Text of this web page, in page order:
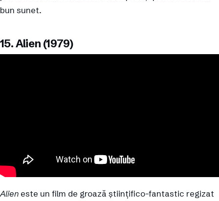
bun sunet.
15. Alien (1979)
Alien este un film de groază științifico-fantastic regizat